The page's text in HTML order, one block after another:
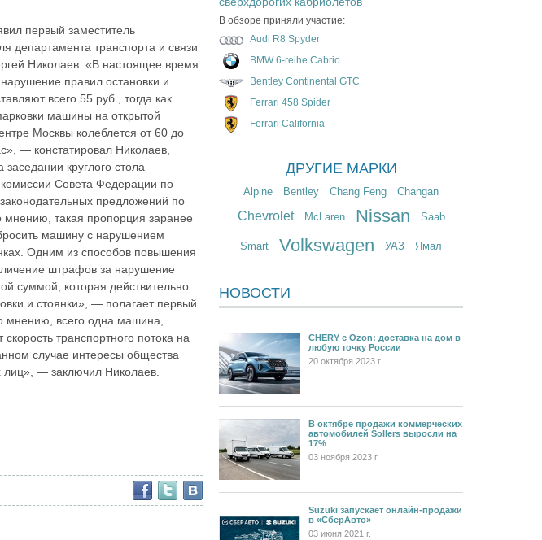
первый заместитель
департамента транспорта и связи
Николаев. «В настоящее время
правил остановки и
всего 55 руб., тогда как
машины на открытой
Москвы колеблется от 60 до
— констатировал Николаев,
заседании круглого стола
Совета Федерации по
законодательных предложений по
такая пропорция заранее
машину с нарушением
Одним из способов повышения
штрафов за нарушение
суммой, которая действительно
и стоянки», — полагает первый
мнению, всего одна машина,
транспортного потока на
случае интересы общества
лиц», — заключил Николаев.
В обзоре приняли участие:
Audi R8 Spyder
BMW 6-reihe Cabrio
Bentley Continental GTC
Ferrari 458 Spider
Ferrari California
ДРУГИЕ МАРКИ
Alpine Bentley Chang Feng Changan
Chevrolet McLaren Nissan Saab
Smart Volkswagen УАЗ Ямал
НОВОСТИ
CHERY c Ozon: доставка на дом в
любую точку России
20 октября 2023 г.
В октябре продажи коммерческих
автомобилей Sollers выросли на
17%
03 ноября 2023 г.
Suzuki запускает онлайн-продажи
в «СберАвто»
03 июня 2021 г.